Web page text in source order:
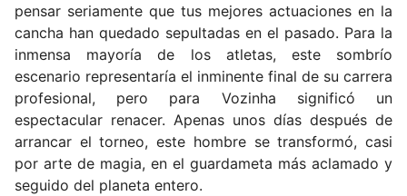
pensar seriamente que tus mejores actuaciones en la
cancha han quedado sepultadas en el pasado. Para la
inmensa mayoría de los atletas, este sombrío
escenario representaría el inminente final de su carrera
profesional, pero para Vozinha significó un
espectacular renacer. Apenas unos días después de
arrancar el torneo, este hombre se transformó, casi
por arte de magia, en el guardameta más aclamado y
seguido del planeta entero.